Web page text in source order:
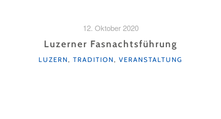
12. Oktober 2020
Luzerner Fasnachtsführung
KATEGORIEN
LUZERN, TRADITION, VERANSTALTUNG